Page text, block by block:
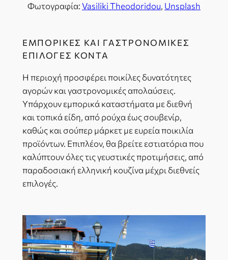
Φωτογραφία: Vasiliki Theodoridou, Unsplash
ΕΜΠΟΡΙΚΈΣ ΚΑΙ ΓΑΣΤΡΟΝΟΜΙΚΈΣ
ΕΠΙΛΟΓΈΣ ΚΟΝΤΆ
Η περιοχή προσφέρει ποικίλες δυνατότητες
αγορών και γαστρονομικές απολαύσεις.
Υπάρχουν εμπορικά καταστήματα με διεθνή
και τοπικά είδη, από ρούχα έως σουβενίρ,
καθώς και σούπερ μάρκετ με ευρεία ποικιλία
προϊόντων. Επιπλέον, θα βρείτε εστιατόρια που
καλύπτουν όλες τις γευστικές προτιμήσεις, από
παραδοσιακή ελληνική κουζίνα μέχρι διεθνείς
επιλογές.